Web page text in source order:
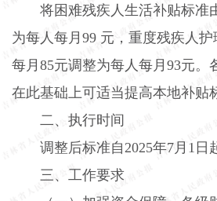
将困难残疾人生活补贴标准
为每人每月 99 元，重度残疾人
每月 85元调整为每人每月 93元。
在此基础上可适当提高本地补贴
二、执行时间
调整后标准自 2025年7 月 1 日
三、工作要求